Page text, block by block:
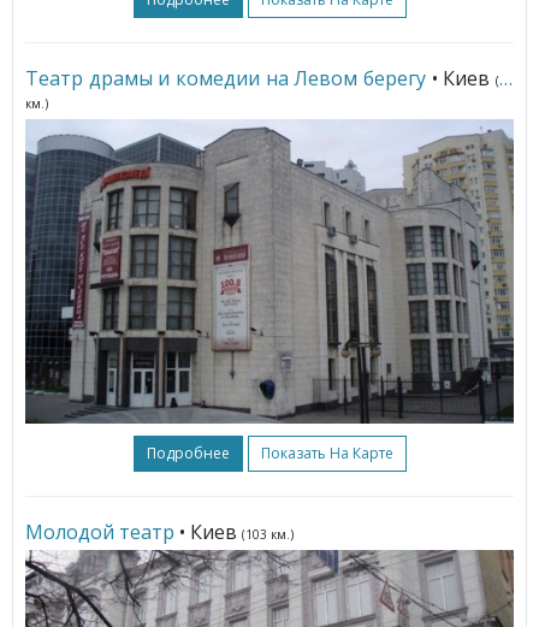
Театр драмы и комедии на Левом берегу • Киев(99
км.)
Подробнее Показать На Карте
Молодой театр • Киев (103 км.)